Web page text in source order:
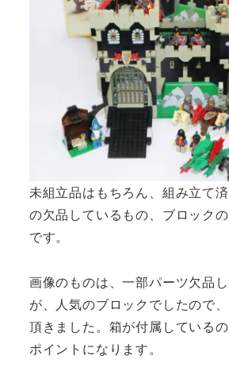
未組立品はもちろん、組み立て
の欠品しているもの、ブロック
です。
画像のものは、一部パーツ欠品
が、人気のブロックでしたので
頂きました。箱が付属している
ポイントになります。